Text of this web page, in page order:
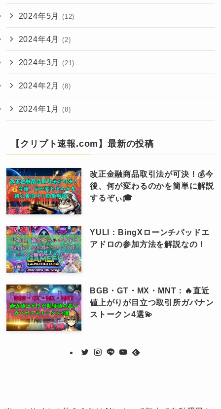
2024年5月 (12)
2024年4月 (2)
2024年3月 (21)
2024年2月 (8)
2024年1月 (8)
【クリプト速報.com】最新の投稿
改正金融商品取引法が可決！💰今
後、何が変わるのかを簡単に解説
するぞぃ🎓
YULI：BingXローンチパッドエ
アドロの参加方法を解説なの！
BGB・GT・MX・MNT：🔥直近
値上がりが目立つ取引所ガバナン
ストークン4選💫